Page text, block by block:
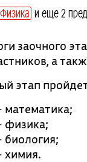
Физика и еще 2
заочного
а
этап
математика;
физика;
биология;
химия.